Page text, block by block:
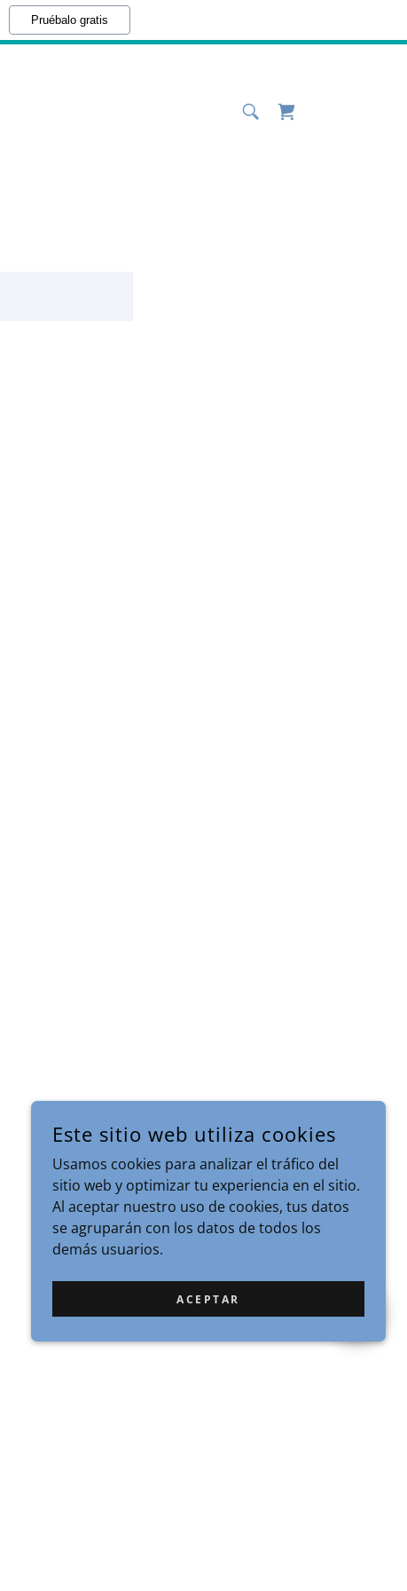
Pruébalo gratis
Este sitio web utiliza cookies
Usamos cookies para analizar el tráfico del
sitio web y optimizar tu experiencia en el sitio.
Al aceptar nuestro uso de cookies, tus datos
se agruparán con los datos de todos los
demás usuarios.
ACEPTAR